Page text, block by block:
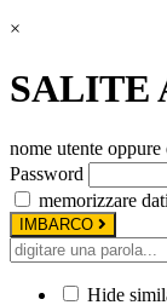
×
SALITE
nome utente oppure
Password
memorizzare
IMBARCO
Hide